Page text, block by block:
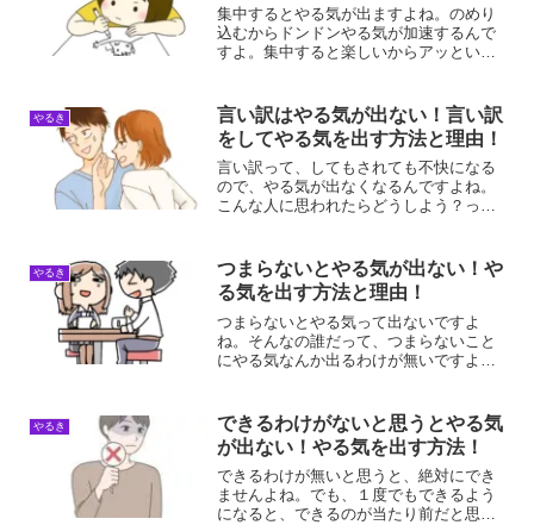
集中するとやる気が出ますよね。のめり
込むからドンドンやる気が加速するんで
すよ。集中すると楽しいからアッという
きれば最高ですよね！集中しないとやる
気が出ない理由集中しない...
やるき
言い訳はやる気が出ない！言い訳
をしてやる気を出す方法と理由！
言い訳って、してもされても不快になる
ので、やる気が出なくなるんですよね。
こんな人に思われたらどうしよう？って
い訳をするとやる気が出ない理由言い訳
をするとやる気が出なくな...
やるき
つまらないとやる気が出ない！や
る気を出す方法と理由！
つまらないとやる気って出ないですよ
ね。そんなの誰だって、つまらないこと
にやる気なんか出るわけが無いですよ。
とができるようになりますよね。つまら
ないとやる気が出ない理由つま...
やるき
できるわけがないと思うとやる気
が出ない！やる気を出す方法！
できるわけが無いと思うと、絶対にでき
ませんよね。でも、１度でもできるよう
になると、できるのが当たり前だと思え